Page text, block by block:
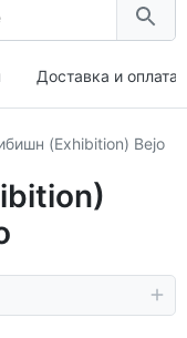
Доставка и оплата
(Exhibition) Bejo